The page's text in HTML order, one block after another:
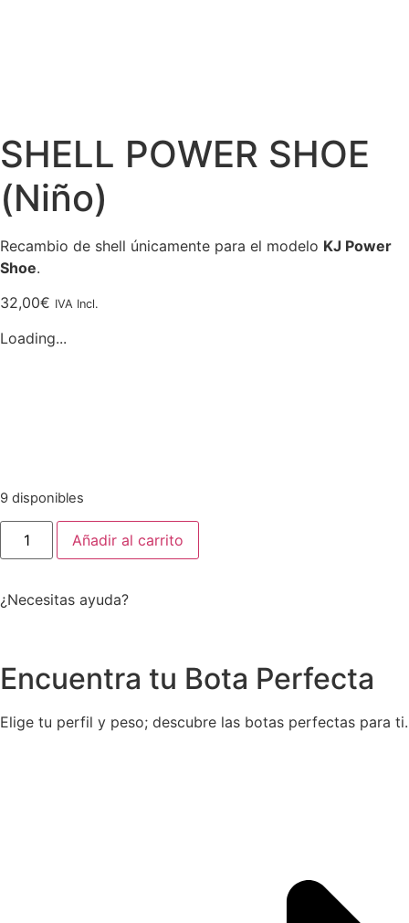
SHELL POWER SHOE
(Niño)
Recambio de shell únicamente para el modelo KJ Power
Shoe.
32,00€ IVA Incl.
Loading...
9 disponibles
SHELL
POWER
SHOE
Añadir al carrito
¿Necesitas ayuda?
Encuentra tu Bota Perfecta
Elige tu perfil y peso; descubre las botas perfectas para ti.